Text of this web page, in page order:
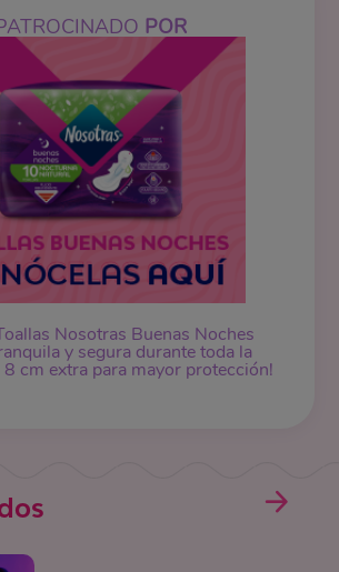
POR
Nosotras Buenas Noches
y segura durante toda la
8 cm extra para mayor protección!